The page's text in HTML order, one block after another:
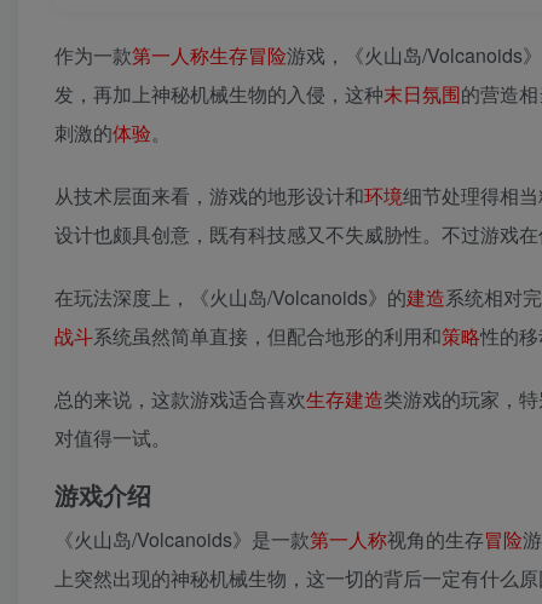
作为一款第一人称生存冒险游戏，《火山岛/Volcanoids
发，再加上神秘机械生物的入侵，这种末日氛围的营造
刺激的体验。
从技术层面来看，游戏的地形设计和环境细节处理得相
设计也颇具创意，既有科技感又不失威胁性。不过游戏
在玩法深度上，《火山岛/Volcanoids》的建造系统相对
战斗系统虽然简单直接，但配合地形的利用和策略性的
总的来说，这款游戏适合喜欢生存建造类游戏的玩家，
对值得一试。
游戏介绍
《火山岛/Volcanoids》是一款第一人称视角的生存冒险
上突然出现的神秘机械生物，这一切的背后一定有什么